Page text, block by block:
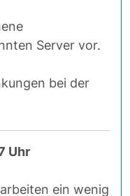
Server vor.
bei der
Uhr
ein wenig